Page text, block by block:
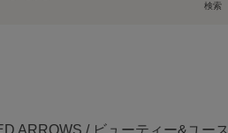
検索
ARROWS / ビューティー&ユー